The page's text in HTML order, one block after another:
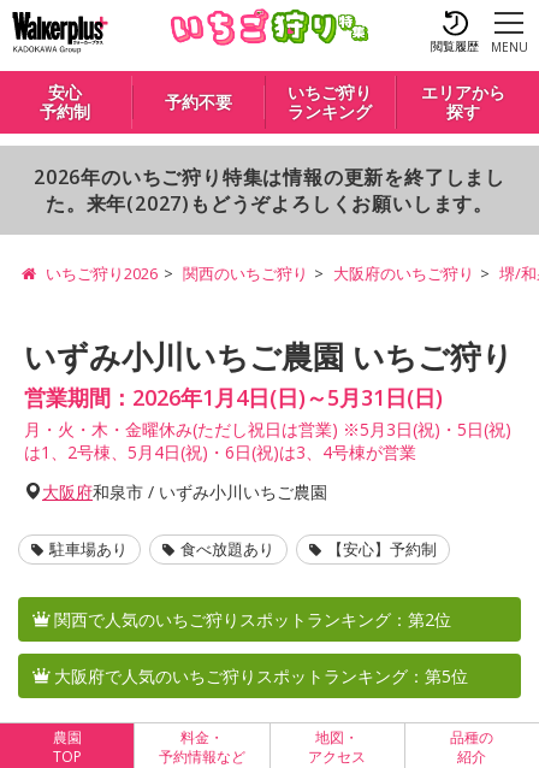
閲覧履歴 MENU
安心
予約制
予約不要
いちご狩り
ランキング
エリアから
探す
2026年のいちご狩り特集は情報の更新を終了しまし
た。来年(2027)もどうぞよろしくお願いします。
いちご狩り2026 関西のいちご狩り 大阪府のいちご狩り 堺/
いずみ小川いちご農園 いちご狩り
営業期間：2026年1月4日(日)～5月31日(日)
月・火・木・金曜休み(ただし祝日は営業) ※5月3日(祝)・5日(祝)
は1、2号棟、5月4日(祝)・6日(祝)は3、4号棟が営業
大阪府和泉市 / いずみ小川いちご農園
駐車場あり 食べ放題あり 【安心】予約制
関西で人気のいちご狩りスポットランキング：第2位
大阪府で人気のいちご狩りスポットランキング：第5位
農園
TOP
料金・
予約情報など
地図・
アクセス
品種の
紹介